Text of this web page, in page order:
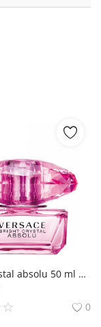
Bright crystal absolu 50 ml Versace
0